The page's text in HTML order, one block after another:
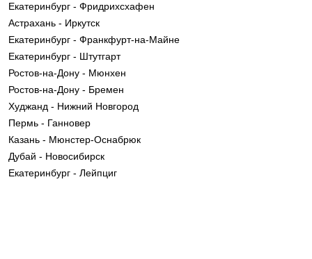
Екатеринбург - Фридрихсхафен
Астрахань - Иркутск
Екатеринбург - Франкфурт-на-Майне
Екатеринбург - Штутгарт
Ростов-на-Дону - Мюнхен
Ростов-на-Дону - Бремен
Худжанд - Нижний Новгород
Пермь - Ганновер
Казань - Мюнстер-Оснабрюк
Дубай - Новосибирск
Екатеринбург - Лейпциг